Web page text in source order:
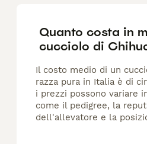
Quanto costa in
cucciolo di
Il costo medio di un
razza pura in Italia è di
i prezzi possono variare
come il pedigree, la
dell'allevatore e la